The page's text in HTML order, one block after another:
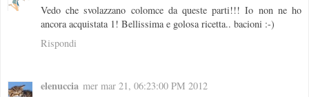
Vedo che svolazzano colomce da queste parti!!! Io non ne ho
ancora acquistata 1! Bellissima e golosa ricetta.. bacioni :-)
Rispondi
elenuccia mer mar 21, 06:23:00 PM 2012